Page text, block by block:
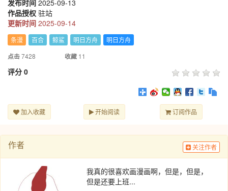
发布时间 2025-09-13
作品授权 驻站
更新时间 2025-09-14
条漫 百合 鲸鲨 明日方舟
明日方舟
点击7428 收藏 11
评分 0
加入收藏 开始阅读 订阅作品
作者 关注作者
我真的很喜欢画漫画啊，但是，但是，
但是还要上班...